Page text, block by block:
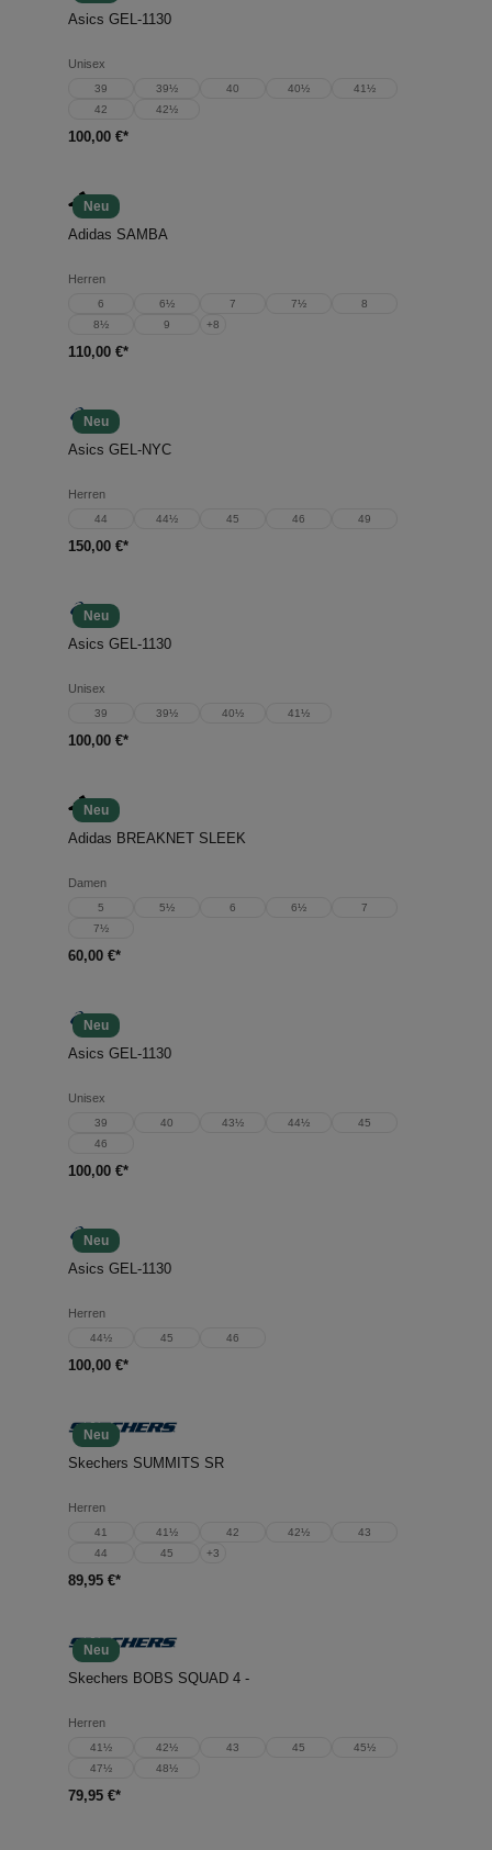
Asics GEL-1130
Unisex
39 39½ 40 40½
41½
42
42½
100,00 €*
Neu
Adidas SAMBA
Herren
6 6½ 7 7½
8
8½
9 +8
110,00 €*
Neu
Asics GEL-NYC
Herren
44 44½ 45 46 49
150,00 €*
Neu
Asics GEL-1130
Unisex
39 39½ 40½ 41½
100,00 €*
Neu
Adidas BREAKNET SLEEK
Damen
5 5½ 6 6½
7
7½
60,00 €*
Neu
Asics GEL-1130
Unisex
39 40 43½ 44½
45
46
100,00 €*
Neu
Asics GEL-1130
Herren
44½ 45 46
100,00 €*
Neu
Skechers SUMMITS SR
Herren
41 41½ 42 42½
43
44
45 +3
89,95 €*
Neu
Skechers BOBS SQUAD 4 -
Herren
41½ 42½ 43 45
45½
47½
48½
79,95 €*